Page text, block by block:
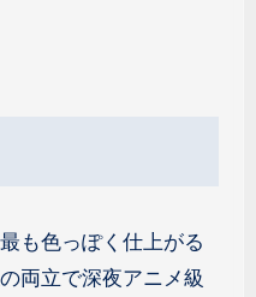
も色っぽく仕上がる
両立で深夜アニメ級